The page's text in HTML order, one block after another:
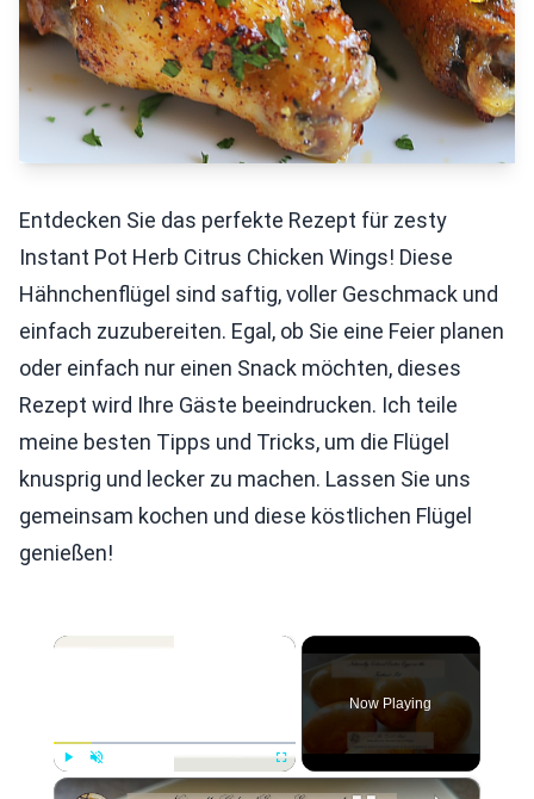
Entdecken Sie das perfekte Rezept für zesty
Instant Pot Herb Citrus Chicken Wings! Diese
Hähnchenflügel sind saftig, voller Geschmack und
einfach zuzubereiten. Egal, ob Sie eine Feier planen
oder einfach nur einen Snack möchten, dieses
Rezept wird Ihre Gäste beeindrucken. Ich teile
meine besten Tipps und Tricks, um die Flügel
knusprig und lecker zu machen. Lassen Sie uns
gemeinsam kochen und diese köstlichen Flügel
genießen!
×
Now Playing
×